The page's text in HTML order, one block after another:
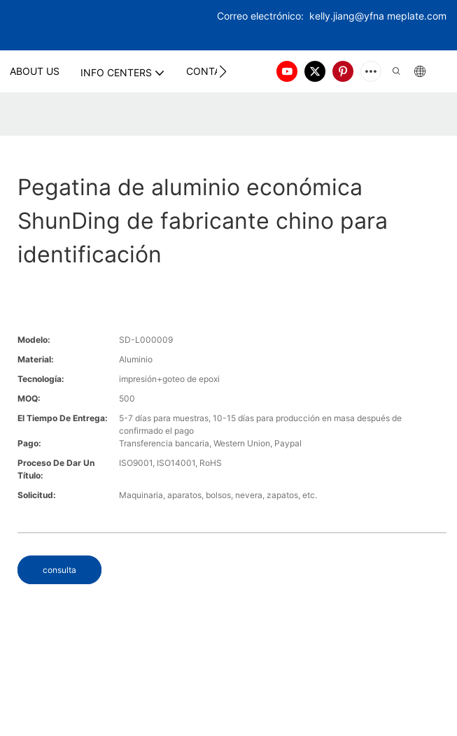
Correo electrónico: kelly.jiang@yfna meplate.com
ABOUT US INFO CENTERS CONTACT US
Pegatina de aluminio económica
ShunDing de fabricante chino para
identificación
Modelo:
SD-L000009
Material:
Aluminio
Tecnología:
impresión+goteo de epoxi
MOQ:
500
El Tiempo De Entrega:
5-7 días para muestras, 10-15 días para producción en masa después de
confirmado el pago
Pago:
Transferencia bancaria, Western Union, Paypal
Proceso De Dar Un
Título:
ISO9001, ISO14001, RoHS
Solicitud: Maquinaria, aparatos, bolsos, nevera, zapatos, etc.
consulta